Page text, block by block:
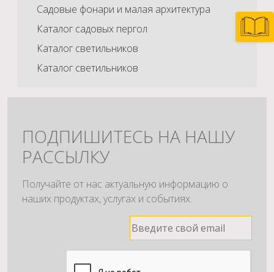
Садовые фонари и малая архитектура
Каталог садовых пергол
Каталог светильников
Каталог светильников
ПОДПИШИТЕСЬ НА НАШУ
РАССЫЛКУ
Получайте от нас актуальную информацию о
наших продуктах, услугах и событиях.